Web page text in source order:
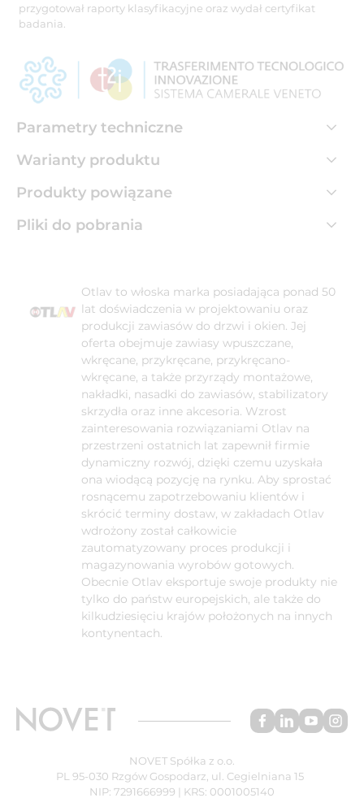
przygotował raporty klasyfikacyjne oraz wydał certyfikat
badania.
Parametry techniczne
Warianty produktu
Produkty powiązane
Pliki do pobrania
Otlav to włoska marka posiadająca ponad 50
lat doświadczenia w projektowaniu oraz
produkcji zawiasów do drzwi i okien. Jej
oferta obejmuje zawiasy wpuszczane,
wkręcane, przykręcane, przykręcano-
wkręcane, a także przyrządy montażowe,
nakładki, nasadki do zawiasów, stabilizatory
skrzydła oraz inne akcesoria. Wzrost
zainteresowania rozwiązaniami Otlav na
przestrzeni ostatnich lat zapewnił firmie
dynamiczny rozwój, dzięki czemu uzyskała
ona wiodącą pozycję na rynku. Aby sprostać
rosnącemu zapotrzebowaniu klientów i
skrócić terminy dostaw, w zakładach Otlav
wdrożony został całkowicie
zautomatyzowany proces produkcji i
magazynowania wyrobów gotowych.
Obecnie Otlav eksportuje swoje produkty nie
tylko do państw europejskich, ale także do
kilkudziesięciu krajów położonych na innych
kontynentach.
NOVET Spółka z o.o.
PL 95-030 Rzgów Gospodarz, ul. Cegielniana 15
NIP: 7291666999 | KRS: 0001005140